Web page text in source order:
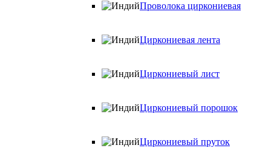
Проволока циркониевая
Циркониевая лента
Циркониевый лист
Циркониевый порошок
Циркониевый пруток